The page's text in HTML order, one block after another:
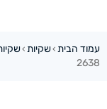
עמוד הבית ›שקיות ›
2638